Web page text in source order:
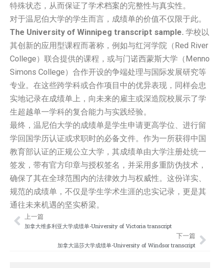
特殊状态，从而保证了学术档案的完整性与真实性。
对于温尼伯大学的学生而言，成绩单的价值不仅限于此。
The University of Winnipeg transcript sample. 学校以
其创新的应用型课程而著称，例如与红河学院（Red River
College）联合提供的课程，或与门诺西蒙斯大学（Menno
Simons College）合作开设的争端处理与国际发展研究等
专业。在这些跨学科或合作项目中的优异表现，同样会忠
实地记录在成绩单上，向未来的雇主或深造院校展示了学
生超越单一学科的复合能力与实践经验。
最终，温尼伯大学的成绩单是学生申请更高学位、进行留
学回国学历认证或求职时的必备文件。作为一所获得中国
教育部认证的正规公立大学，其成绩单由大学注册处统一
签发，带有官方印章与授权签名，并采用多重防伪技术，
确保了其在全球范围内的法律效力与权威性。这份详实、
规范的成绩单，不仅是学生学术生涯的忠实记录，更是其
通往未来机遇的坚实桥梁。
Prev
上一篇
加拿大维多利亚大学成绩单-University of Victoria transcript
下一篇
加拿大温莎大学成绩单-University of Windsor transcript